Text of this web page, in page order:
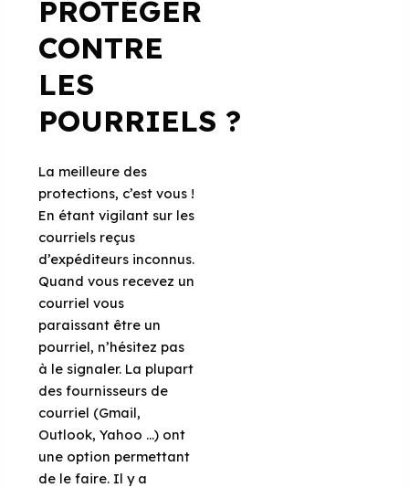
PROTÉGER
CONTRE
LES
POURRIELS ?
La meilleure des
protections, c’est vous !
En étant vigilant sur les
courriels reçus
d’expéditeurs inconnus.
Quand vous recevez un
courriel vous
paraissant être un
pourriel, n’hésitez pas
à le signaler. La plupart
des fournisseurs de
courriel (Gmail,
Outlook, Yahoo …) ont
une option permettant
de le faire. Il y a